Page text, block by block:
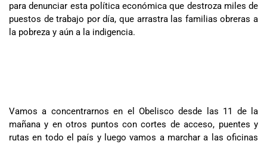
para denunciar esta política económica que destroza miles de
puestos de trabajo por día, que arrastra las familias obreras a
la pobreza y aún a la indigencia.
Vamos a concentrarnos en el Obelisco desde las 11 de la
mañana y en otros puntos con cortes de acceso, puentes y
rutas en todo el país y luego vamos a marchar a las oficinas